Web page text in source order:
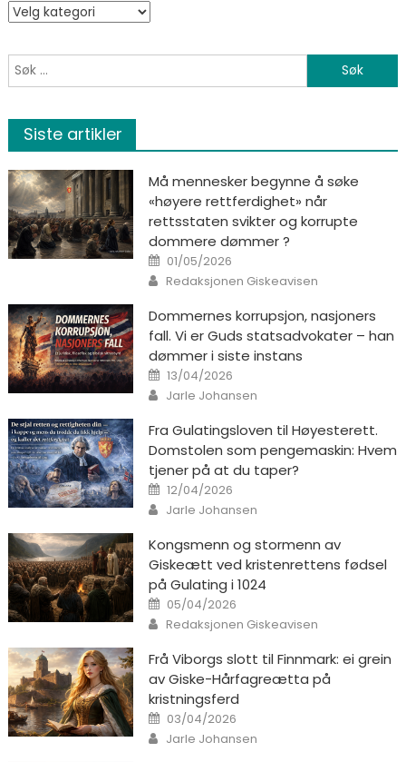
Kategorier
Søk etter:
Siste artikler
Må mennesker begynne å søke
«høyere rettferdighet» når
rettsstaten svikter og korrupte
dommere dømmer ?
Posted on
01/05/2026
Author
Redaksjonen Giskeavisen
Dommernes korrupsjon, nasjoners
fall. Vi er Guds statsadvokater – han
dømmer i siste instans
Posted on
13/04/2026
Author
Jarle Johansen
Fra Gulatingsloven til Høyesterett.
Domstolen som pengemaskin: Hvem
tjener på at du taper?
Posted on
12/04/2026
Author
Jarle Johansen
Kongsmenn og stormenn av
Giskeætt ved kristenrettens fødsel
på Gulating i 1024
Posted on
05/04/2026
Author
Redaksjonen Giskeavisen
Frå Viborgs slott til Finnmark: ei grein
av Giske-Hårfagreætta på
kristningsferd
Posted on
03/04/2026
Author
Jarle Johansen